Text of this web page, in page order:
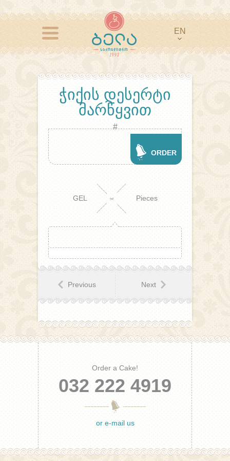
EN
ᲭᲘᲥᲘᲡ ᲓᲔᲡᲔᲠᲢᲘ
ᲛᲐᲠᲬᲧᲕᲘᲗ
#
ORDER
GEL Pieces
Previous Next
Order a Cake!
032 222 4919
or e-mail us